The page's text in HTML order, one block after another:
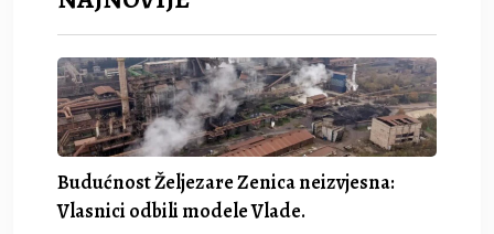
Budućnost Željezare Zenica neizvjesna:
Vlasnici odbili modele Vlade.